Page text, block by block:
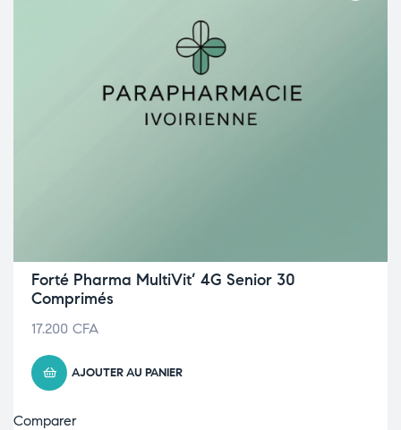
Forté Pharma MultiVit’ 4G Senior 30
Comprimés
17.200 CFA
AJOUTER AU PANIER
Comparer